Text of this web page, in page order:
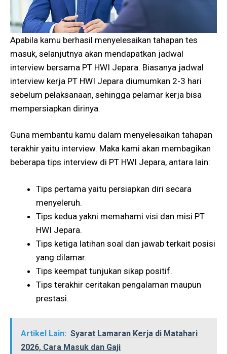
Apabila kamu berhasil menyelesaikan tahapan tes
masuk, selanjutnya akan mendapatkan jadwal
interview bersama PT HWI Jepara. Biasanya jadwal
interview kerja PT HWI Jepara diumumkan 2-3 hari
sebelum pelaksanaan, sehingga pelamar kerja bisa
mempersiapkan dirinya.
Guna membantu kamu dalam menyelesaikan tahapan
terakhir yaitu interview. Maka kami akan membagikan
beberapa tips interview di PT HWI Jepara, antara lain:
Tips pertama yaitu persiapkan diri secara
menyeleruh.
Tips kedua yakni memahami visi dan misi PT
HWI Jepara.
Tips ketiga latihan soal dan jawab terkait posisi
yang dilamar.
Tips keempat tunjukan sikap positif.
Tips terakhir ceritakan pengalaman maupun
prestasi.
Artikel Lain: Syarat Lamaran Kerja di Matahari
2026, Cara Masuk dan Gaji